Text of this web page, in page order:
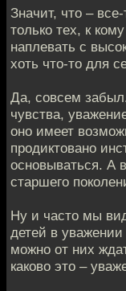
Значит, что –
только тех, к
наплевать с
хоть что-то для
Да, совсем
чувства,
оно имеет
продиктовано
основываться. А
старшего
Ну и часто мы
детей в
можно от них
каково это –